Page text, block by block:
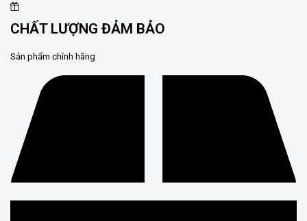
CHẤT LƯỢNG ĐẢM BẢO
Sản phẩm chính hãng